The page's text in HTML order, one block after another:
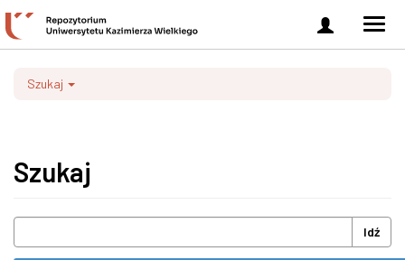
Zaloguj
się
Szukaj
Szukaj
Idź